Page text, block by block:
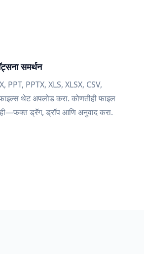
समर्थन
PPT, PPTX, XLS, XLSX, CSV,
थेट अपलोड करा. कोणतीही फाइल
ड्रॅग, ड्रॉप आणि अनुवाद करा.